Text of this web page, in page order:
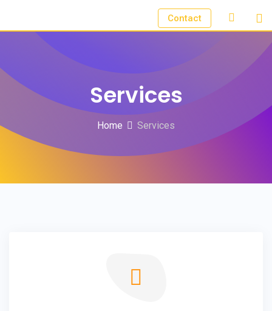
Contact
Services
Home Services